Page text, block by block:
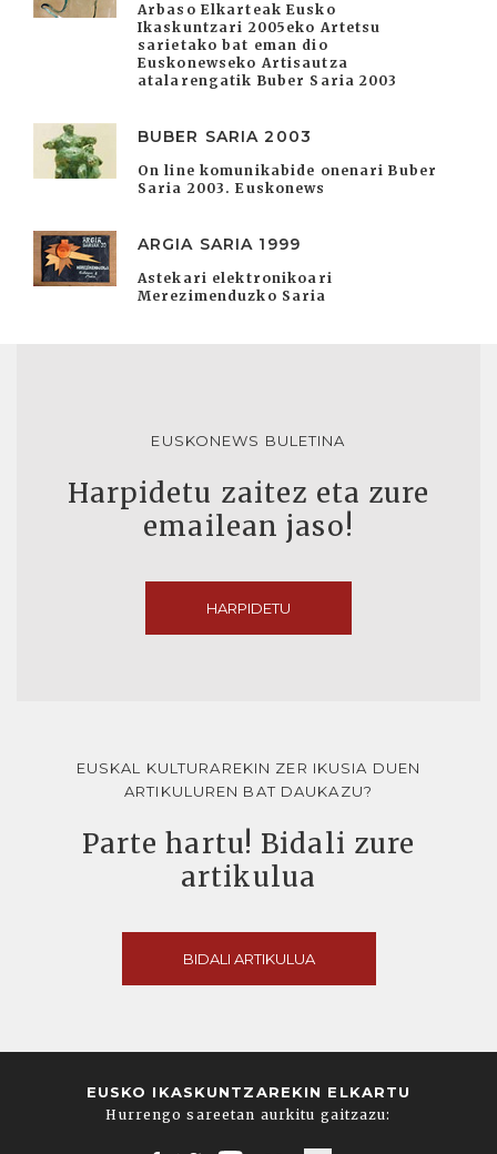
Arbaso Elkarteak Eusko
Ikaskuntzari 2005eko Artetsu
sarietako bat eman dio
Euskonewseko Artisautza
atalarengatik Buber Saria 2003
BUBER SARIA 2003
On line komunikabide onenari Buber
Saria 2003. Euskonews
ARGIA SARIA 1999
Astekari elektronikoari
Merezimenduzko Saria
EUSKONEWS BULETINA
Harpidetu zaitez eta zure
emailean jaso!
HARPIDETU
EUSKAL KULTURAREKIN ZER IKUSIA DUEN
ARTIKULUREN BAT DAUKAZU?
Parte hartu! Bidali zure
artikulua
BIDALI ARTIKULUA
EUSKO IKASKUNTZAREKIN ELKARTU
Hurrengo sareetan aurkitu gaitzazu: